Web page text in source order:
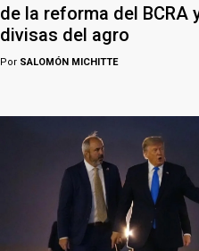
de la reforma del BCRA
divisas del agro
Por SALOMÓN MICHITTE